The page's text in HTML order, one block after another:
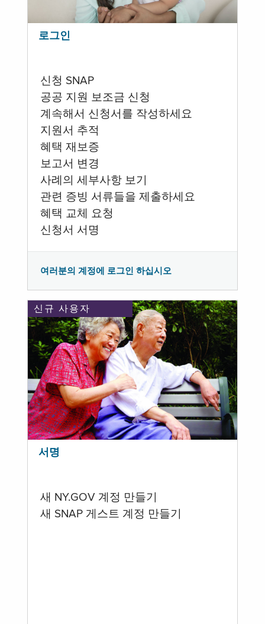
로그인
신청 SNAP
공공 지원 보조금 신청
계속해서 신청서를 작성하세요
지원서 추적
혜택 재보증
보고서 변경
사례의 세부사항 보기
관련 증빙 서류들을 제출하세요
혜택 교체 요청
신청서 서명
여러분의 계정에 로그인 하십시오
신규 사용자
서명
새 NY.GOV 계정 만들기
새 SNAP 게스트 계정 만들기